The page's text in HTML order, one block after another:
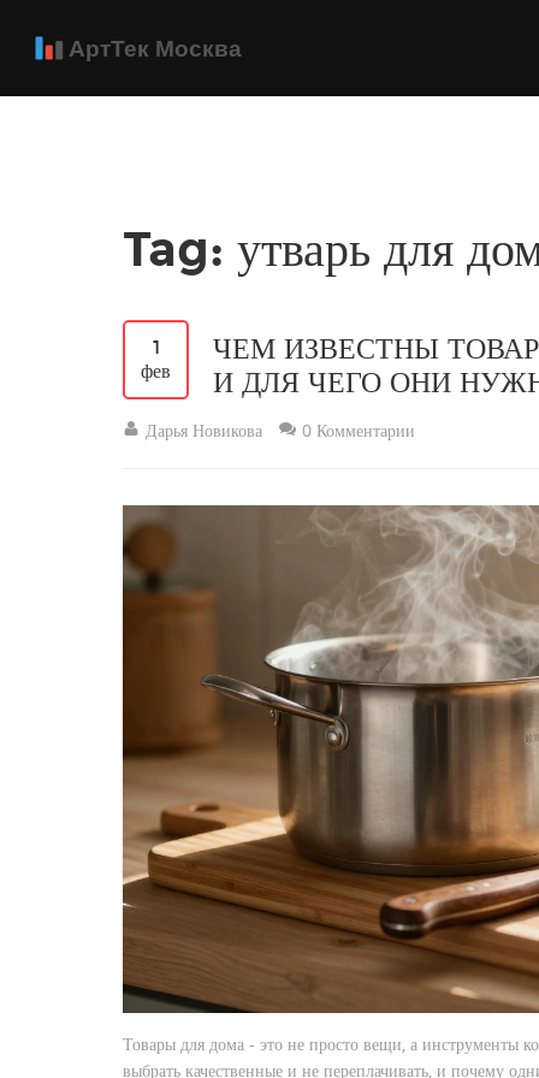
Tag: утварь для
1
фев
ЧЕМ ИЗВЕСТНЫ
И ДЛЯ ЧЕГО ОНИ
Дарья Новикова 0 Комментарии
Товары для дома - это не просто вещи, а инструменты
выбрать качественные и не переплачивать, и почему